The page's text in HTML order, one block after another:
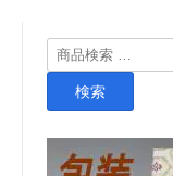
検
索
検索